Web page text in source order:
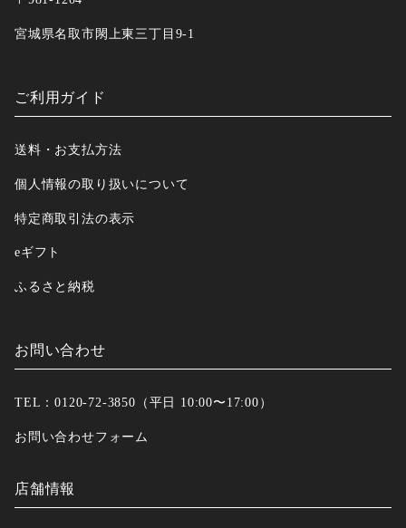
宮城県名取市閖上東三丁目9-1
ご利用ガイド
送料・お支払方法
個人情報の取り扱いについて
特定商取引法の表示
eギフト
ふるさと納税
お問い合わせ
TEL：0120-72-3850（平日 10:00〜17:00）
お問い合わせフォーム
店舗情報